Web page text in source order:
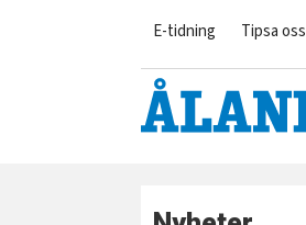
E-tidning Tipsa oss